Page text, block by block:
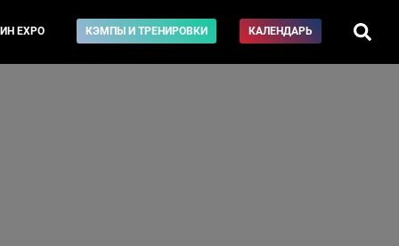
EXPO КЭМПЫ И ТРЕНИРОВКИ КАЛЕНДАРЬ